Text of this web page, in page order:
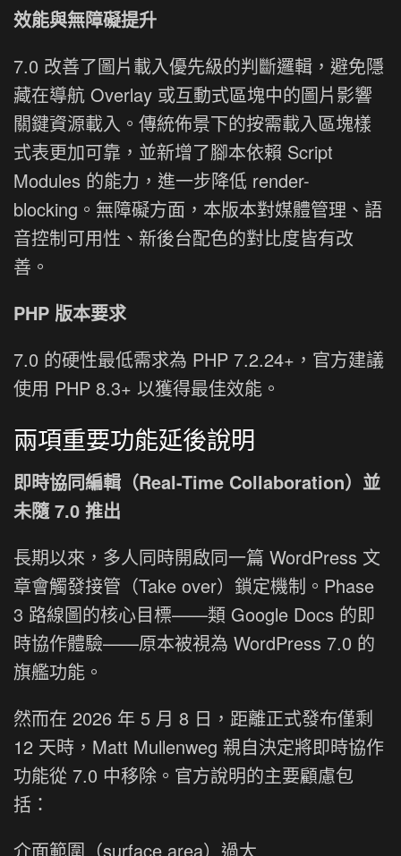
效能與無障礙提升
7.0 改善了圖片載入優先級的判斷邏輯，避免隱
藏在導航 Overlay 或互動式區塊中的圖片影響
關鍵資源載入。傳統佈景下的按需載入區塊樣
式表更加可靠，並新增了腳本依賴 Script
Modules 的能力，進一步降低 render-
blocking。無障礙方面，本版本對媒體管理、語
音控制可用性、新後台配色的對比度皆有改
善。
PHP 版本要求
7.0 的硬性最低需求為 PHP 7.2.24+，官方建議
使用 PHP 8.3+ 以獲得最佳效能。
兩項重要功能延後說明
即時協同編輯（Real-Time Collaboration）並
未隨 7.0 推出
長期以來，多人同時開啟同一篇 WordPress 文
章會觸發接管（Take over）鎖定機制。Phase
3 路線圖的核心目標——類 Google Docs 的即
時協作體驗——原本被視為 WordPress 7.0 的
旗艦功能。
然而在 2026 年 5 月 8 日，距離正式發布僅剩
12 天時，Matt Mullenweg 親自決定將即時協作
功能從 7.0 中移除。官方說明的主要顧慮包
括：
介面範圍（surface area）過大